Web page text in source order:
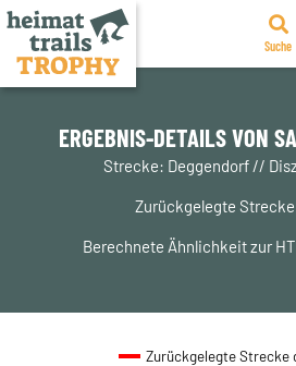
Zum
springen
Suche
ERGEBNIS-DETAILS VON
Strecke: Deggendorf //
Zurückgelegte
Berechnete Ähnlichkeit zur
Zurückgelegte Strecke